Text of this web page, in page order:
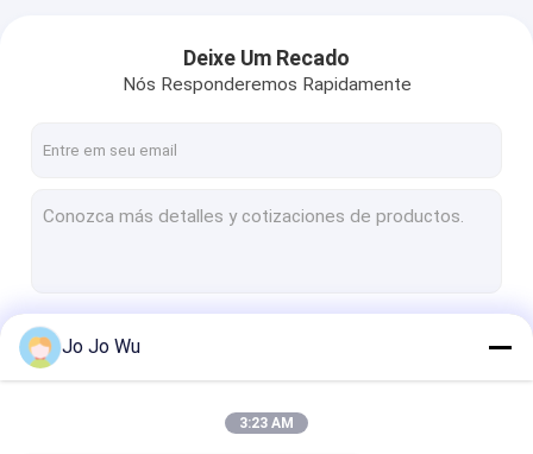
Deixe Um Recado
Nós Responderemos Rapidamente
Jo Jo Wu
3:23 AM